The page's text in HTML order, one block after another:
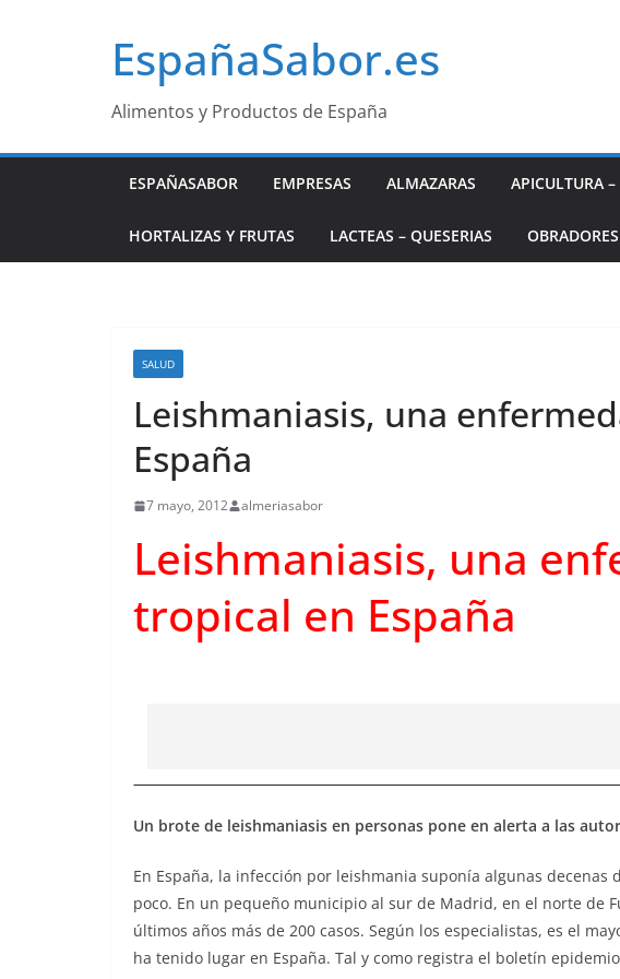
EspañaSabor.es
Alimentos y Productos de España
ESPAÑASABOR EMPRESAS ALMAZARAS APICULTURA
HORTALIZAS Y FRUTAS LACTEAS – QUESERIAS
SALUD
Leishmaniasis, una
España
7 mayo, 2012 almeriasabor
Leishmaniasis, una
tropical en España
Un brote de leishmaniasis en personas pone en alerta a las
En España, la infección por leishmania suponía algunas decenas
poco. En un pequeño municipio al sur de Madrid, en el norte de
últimos años más de 200 casos. Según los especialistas, es el
ha tenido lugar en España. Tal y como registra el boletín